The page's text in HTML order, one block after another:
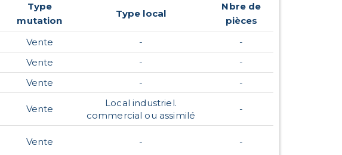
Type
mutation
Type local
Nbre de
pièces
Vente -
-
Vente -
-
Vente - -
Vente
Local industriel.
commercial ou assimilé
-
Vente - -